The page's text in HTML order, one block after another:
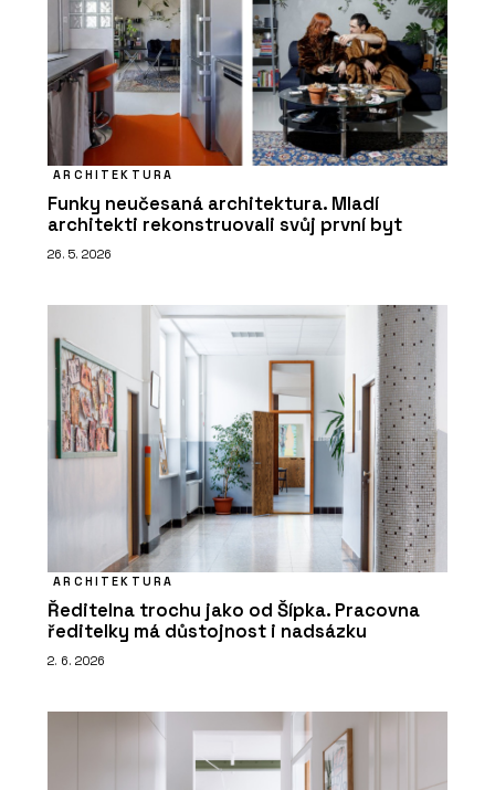
ARCHITEKTURA
Funky neučesaná architektura. Mladí
architekti rekonstruovali svůj první byt
26. 5. 2026
ARCHITEKTURA
Ředitelna trochu jako od Šípka. Pracovna
ředitelky má důstojnost i nadsázku
2. 6. 2026